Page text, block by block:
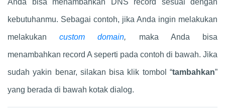
Anda bisa menambahkan DNS record sesuai dengan
kebutuhanmu. Sebagai contoh, jika Anda ingin melakukan
melakukancustom domain, maka Anda bisa
menambahkan record A seperti pada contoh di bawah. Jika
sudah yakin benar, silakan bisa klik tombol “tambahkan”
yang berada di bawah kotak dialog.